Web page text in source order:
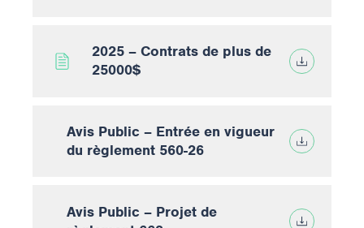
2025 – Contrats de plus de
25000$
Avis Public – Entrée en vigueur
du règlement 560-26
Avis Public – Projet de